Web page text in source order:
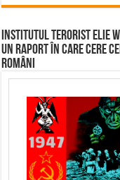
Institutul terorist Elie
un raport în care cere
români